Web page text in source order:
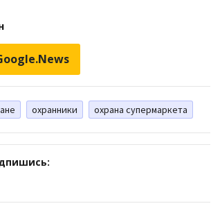
охранники охрана супермаркета